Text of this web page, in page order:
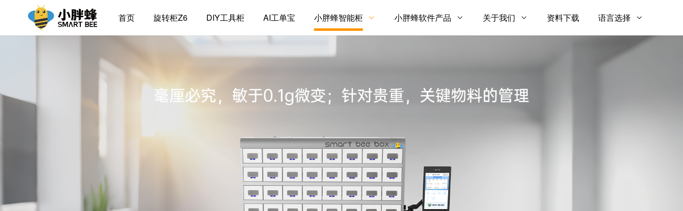
首页 旋转柜Z6 DIY工具柜 AI工单宝 小胖蜂智能柜 小胖蜂软件产品 关于我们 资料下载 语言选择